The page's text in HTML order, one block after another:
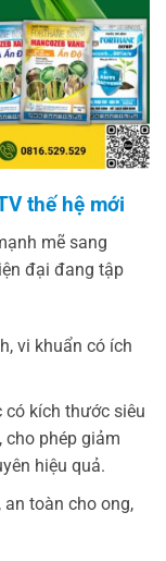
thế hệ mới
mẽ sang
đại đang tập
vi khuẩn có ích
có kích thước siêu
cho phép giảm
hiệu quả.
an toàn cho ong,